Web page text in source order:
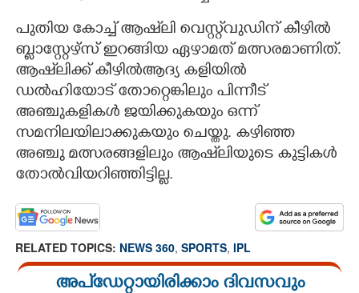
പുതിയ കോച്ച് ആഷ്‌ലി വെസ്റ്റ്‌വുഡിന് കീഴിൽ
ബ്ളാസ്റ്റേഴ്സ് ഇറങ്ങിയ ഏഴാമത് മത്സരമാണിത്.
ആഷ്‌ലിക്ക് കീഴിൽആദ്യ കളിയിൽ
ഡൽഹിയോട് തോറ്റെങ്കിലും പിന്നീട്
അഞ്ചുകളികൾ ജയിക്കുകയും ഒന്ന്
സമനിലയിലാക്കുകയും ചെയ്തു. കഴിഞ്ഞ
അഞ്ചു മത്സരങ്ങളിലും ആഷ്‌ലിയുടെ കുട്ടികൾ
തോൽവിയറിഞ്ഞിട്ടില്ല.
RELATED TOPICS: NEWS 360, SPORTS, IPL
അപ്ഡേറ്റായിരിക്കാം ദിവസവും